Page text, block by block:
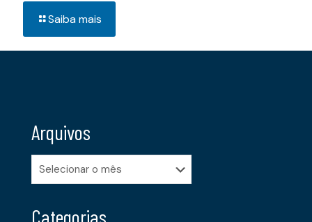
Saiba mais
Arquivos
Arquivos
Categorias